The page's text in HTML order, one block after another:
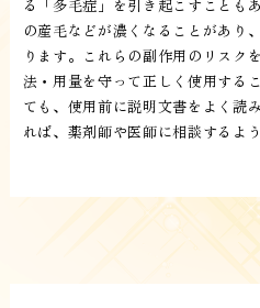
る「多毛症」を引き起こすことも
の産毛などが濃くなることがあり
ります。これらの副作用のリスク
法・用量を守って正しく使用する
ても、使用前に説明文書をよく読
れば、薬剤師や医師に相談するよ